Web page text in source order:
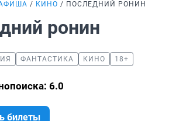
КИНО ПОСЛЕДНИЙ РОНИН
ронин
ФАНТАСТИКА КИНО 18+
6.0
билеты